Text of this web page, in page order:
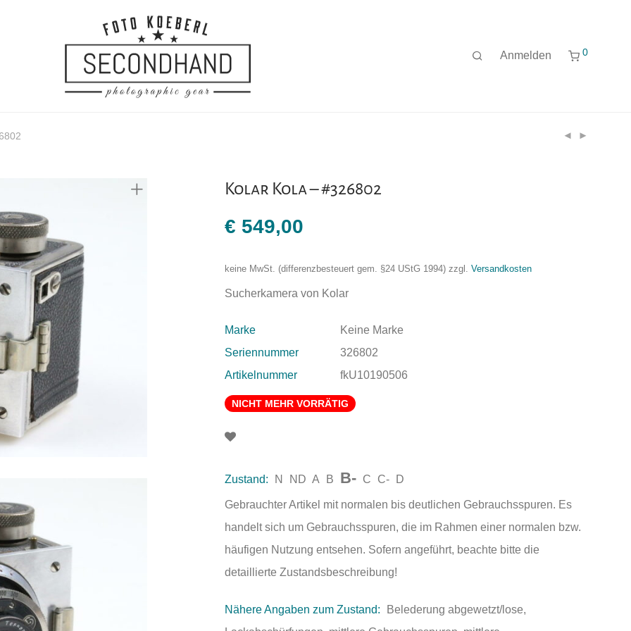
Anmelden 0
Kolar Kola – #326802
€ 549,00
keine MwSt. (differenzbesteuert gem. §24 UStG 1994) zzgl. Versandkosten
Sucherkamera von Kolar
Marke
Keine Marke
Seriennummer
326802
Artikelnummer
fkU10190506
NICHT MEHR VORRÄTIG
Zustand: N ND A B B- C C- D
Gebrauchter Artikel mit normalen bis deutlichen Gebrauchsspuren. Es
handelt sich um Gebrauchsspuren, die im Rahmen einer normalen bzw.
häufigen Nutzung entsehen. Sofern angeführt, beachte bitte die
detaillierte Zustandsbeschreibung!
Nähere Angaben zum Zustand:
Belederung abgewetzt/lose,